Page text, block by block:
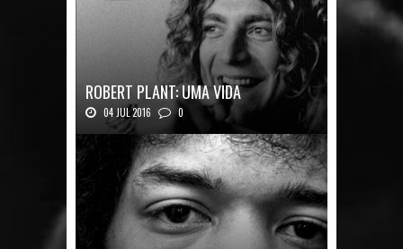
ROBERT PLANT: UMA VIDA
04 JUL 2016 0
Robert Plant, o vocalista do Led Zeppeli...